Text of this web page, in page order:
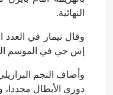
النهائية.
وقال نيمار في العدد
إس جي في الموسم
وأضاف النجم
دوري الأبطال مجددا،